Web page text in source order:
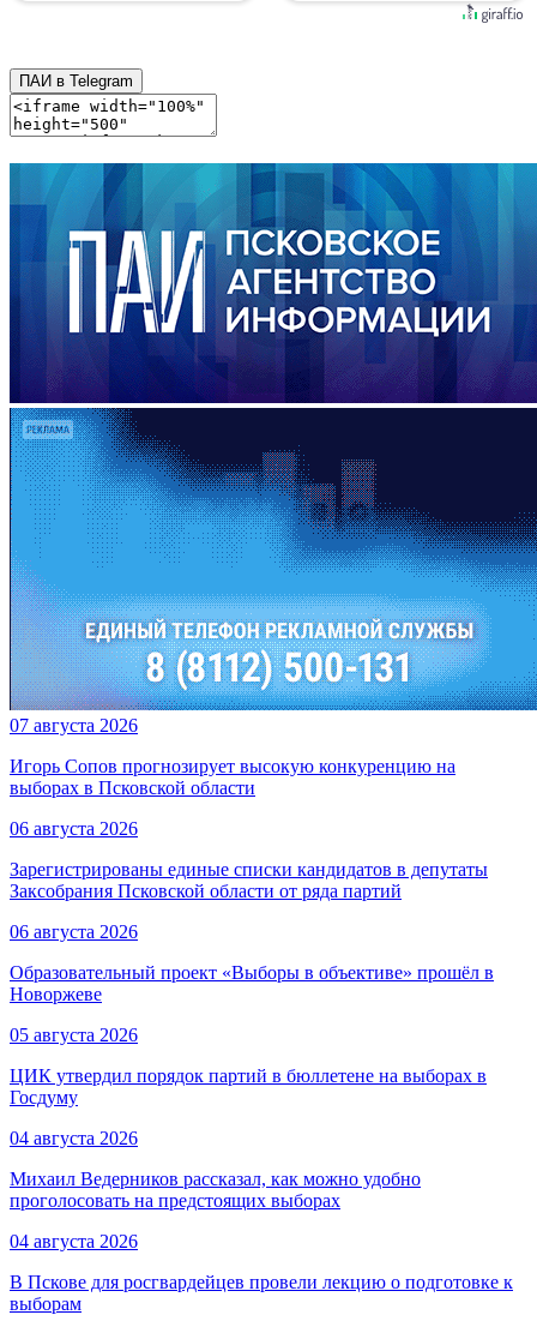
ПАИ в Telegram
07 августа 2026
Игорь Сопов прогнозирует высокую конкуренцию на
выборах в Псковской области
06 августа 2026
Зарегистрированы единые списки кандидатов в депутаты
Заксобрания Псковской области от ряда партий
06 августа 2026
Образовательный проект «Выборы в объективе» прошёл в
Новоржеве
05 августа 2026
ЦИК утвердил порядок партий в бюллетене на выборах в
Госдуму
04 августа 2026
Михаил Ведерников рассказал, как можно удобно
проголосовать на предстоящих выборах
04 августа 2026
В Пскове для росгвардейцев провели лекцию о подготовке к
выборам